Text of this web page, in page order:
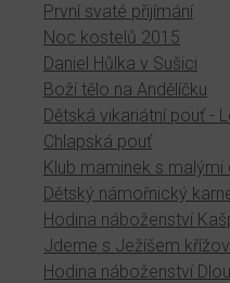
První svaté přijímání
Noc kostelů 2015
Daniel Hůlka v Sušici
Boží tělo na Andělíčku
Dětská vikariátní pouť -
Chlapská pouť
Klub maminek s malými
Dětský námořnický
Hodina náboženství
Jdeme s Ježíšem
Hodina náboženství